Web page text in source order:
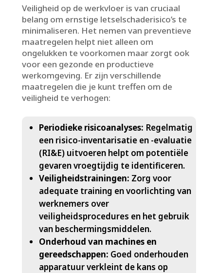
Veiligheid op de werkvloer is van cruciaal
belang om ernstige letselschaderisico’s te
minimaliseren.​ Het nemen van preventieve
maatregelen helpt niet alleen om
ongelukken te voorkomen maar zorgt ook
voor een gezonde en productieve
werkomgeving.​ Er zijn verschillende
maatregelen die je kunt treffen om de
veiligheid te verhogen:
Periodieke risicoanalyses: Regelmatig
een risico-inventarisatie en -evaluatie
(RI&E) uitvoeren helpt om potentiële
gevaren vroegtijdig te identificeren.​
Veiligheidstrainingen: Zorg voor
adequate training en voorlichting van
werknemers over
veiligheidsprocedures en het gebruik
van beschermingsmiddelen.​
Onderhoud van machines en
gereedschappen: Goed onderhouden
apparatuur verkleint de kans op